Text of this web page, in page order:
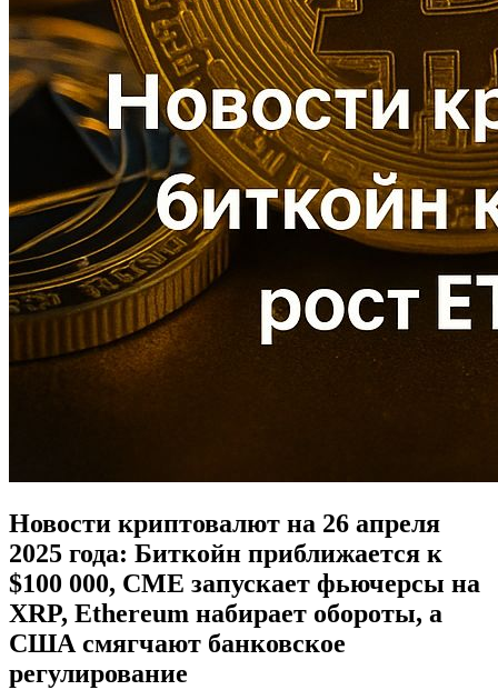
Новости криптовалют на 26 апреля
2025 года: Биткойн приближается к
$100 000, CME запускает фьючерсы на
XRP, Ethereum набирает обороты, а
США смягчают банковское
регулирование